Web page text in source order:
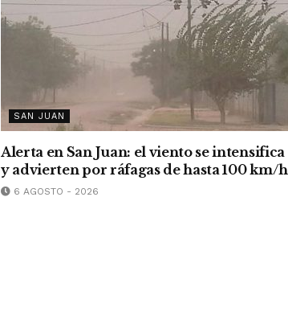
SAN JUAN
Alerta en San Juan: el viento se intensifica
y advierten por ráfagas de hasta 100 km/h
6 AGOSTO - 2026